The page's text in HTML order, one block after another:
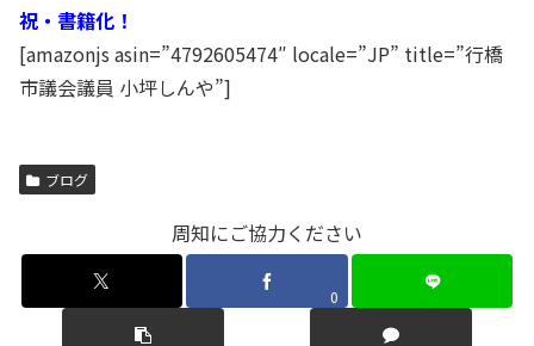
祝・書籍化！
[amazonjs asin=”4792605474″ locale=”JP” title=”行橋
市議会議員 小坪しんや”]
ブログ
周知にご協力ください
0